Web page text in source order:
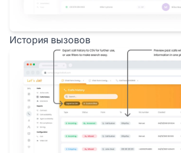
История вызовов